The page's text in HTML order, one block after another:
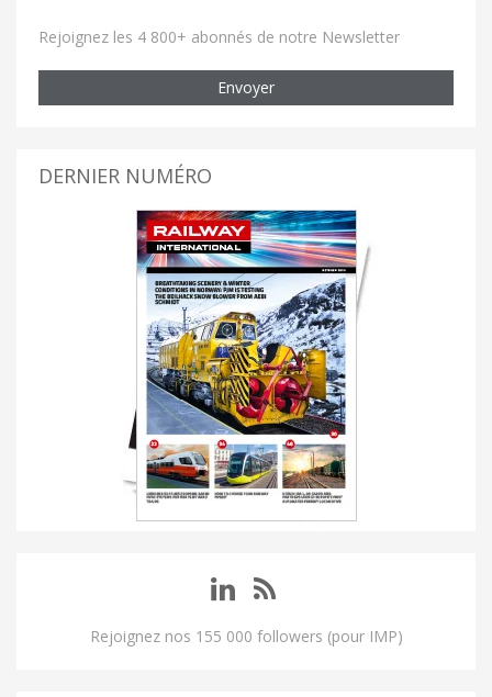
Rejoignez les 4 800+ abonnés de notre Newsletter
Envoyer
DERNIER NUMÉRO
Rejoignez nos 155 000 followers (pour IMP)